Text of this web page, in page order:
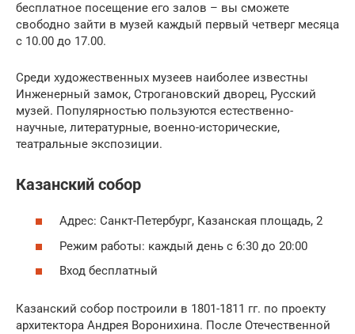
бесплатное посещение его залов – вы сможете
свободно зайти в музей каждый первый четверг месяца
с 10.00 до 17.00.
Среди художественных музеев наиболее известны
Инженерный замок, Строгановский дворец, Русский
музей. Популярностью пользуются естественно-
научные, литературные, военно-исторические,
театральные экспозиции.
Казанский собор
Адрес: Санкт-Петербург, Казанская площадь, 2
Режим работы: каждый день с 6:30 до 20:00
Вход бесплатный
Казанский собор построили в 1801-1811 гг. по проекту
архитектора Андрея Воронихина. После Отечественной